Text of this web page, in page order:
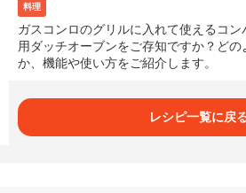
料理
ガスコンロのグリルに入れて使えるコ
用ダッチオーブンをご存知ですか？ど
か、機能や使い方をご紹介します。
レシピ一覧に戻